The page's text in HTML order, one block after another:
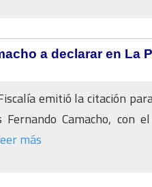
a declarar en La
emitió la citación
Fernando Camacho, con
más